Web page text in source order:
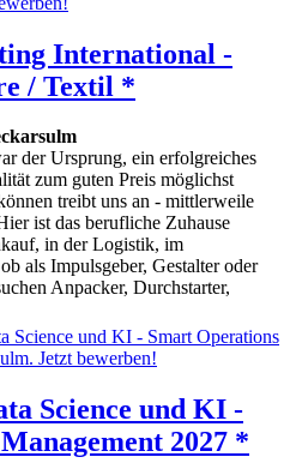
International -
/ Textil *
der Ursprung, ein erfolgreiches
zum guten Preis möglichst
treibt uns an - mittlerweile
ist das berufliche Zuhause
in der Logistik, im
als Impulsgeber, Gestalter oder
Anpacker, Durchstarter,
Science und KI -
2027 *